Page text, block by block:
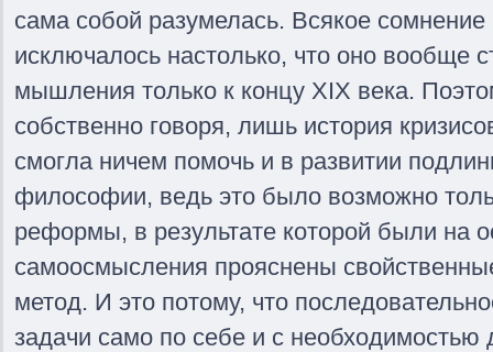
сама собой разумелась. Всякое
исключалось настолько, что оно вообще
мышления только к концу XIX века.
собственно говоря, лишь история
смогла ничем помочь и в развитии
философии, ведь это было возможно
реформы, в результате которой были на
самоосмысления прояснены
метод. И это потому, что
задачи само по себе и с